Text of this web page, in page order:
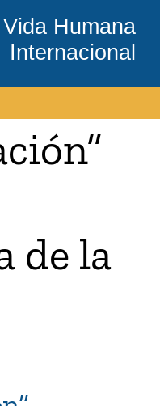
Vida Humana
Internacional
de la